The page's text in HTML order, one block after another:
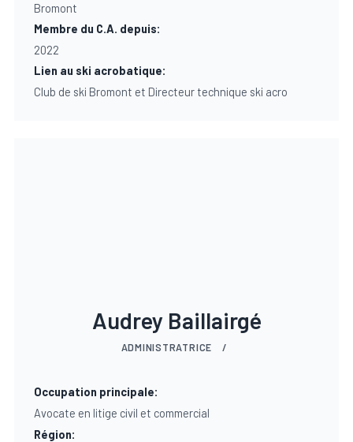
Bromont
Membre du C.A. depuis:
2022
Lien au ski acrobatique:
Club de ski Bromont et Directeur technique ski acro
Audrey Baillairgé
ADMINISTRATRICE /
Occupation principale:
Avocate en litige civil et commercial
Région: